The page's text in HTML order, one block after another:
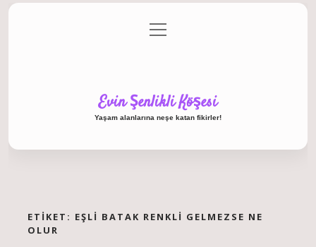
Gizlilik Politikası
menüyü
aç
Evin Şenlikli Köşesi
Yaşam alanlarına neşe katan fikirler!
ETIKET: EŞLI BATAK RENKLI GELMEZSE NE
OLUR